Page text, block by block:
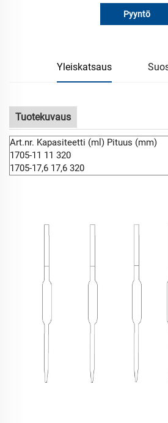
Pyyntö
Yleiskatsaus
Tuotekuvaus
Art.nr. Kapasiteetti (ml) Pituus (mm)
1705-11 11 320
1705-17,6 17,6 320